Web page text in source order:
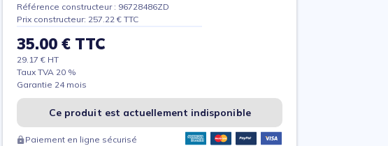
Référence constructeur : 96728486ZD
Prix constructeur: 257.22 € TTC
35.00 € TTC
29.17 € HT
Taux TVA 20 %
Garantie 24 mois
Ce produit est actuellement indisponible
Paiement en ligne sécurisé